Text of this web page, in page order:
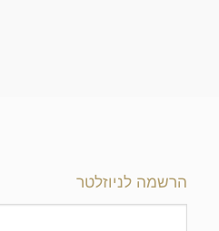
הרשמה לניוזלטר